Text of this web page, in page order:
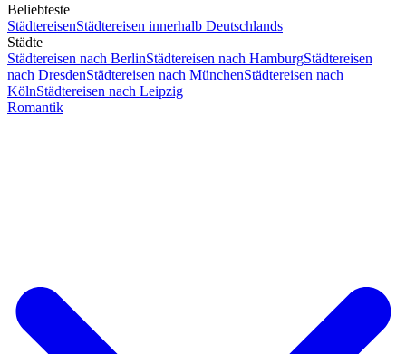
Beliebteste
StädtereisenStädtereisen innerhalb Deutschlands
Städte
Städtereisen nach BerlinStädtereisen nach HamburgStädtereisen
nach DresdenStädtereisen nach MünchenStädtereisen nach
KölnStädtereisen nach Leipzig
Romantik